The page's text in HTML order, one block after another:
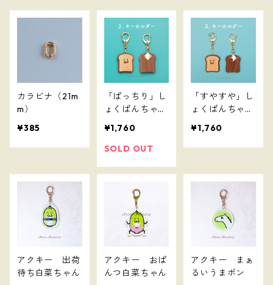
カラビナ（21m
m）
¥385
「ぱっちり」し
ょくぱんちゃん
¥1,760
SOLD OUT
「すやすや」し
ょくぱんちゃん
¥1,760
アクキー 出荷
待ち白菜ちゃん
アクキー おぱ
んつ白菜ちゃん
アクキー まぁ
るいうまポン